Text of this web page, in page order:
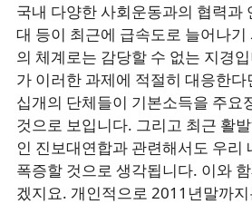
국내 다양한 사회운동과의 협력과
대 등이 최근에 급속도로 늘어나
의 체계로는 감당할 수 없는 지경
가 이러한 과제에 적절히 대응한
십개의 단체들이 기본소득을 주요
것으로 보입니다. 그리고 최근 활
인 진보대연합과 관련해서도 우리
폭증할 것으로 생각됩니다. 이와
겠지요. 개인적으로 2011년말까